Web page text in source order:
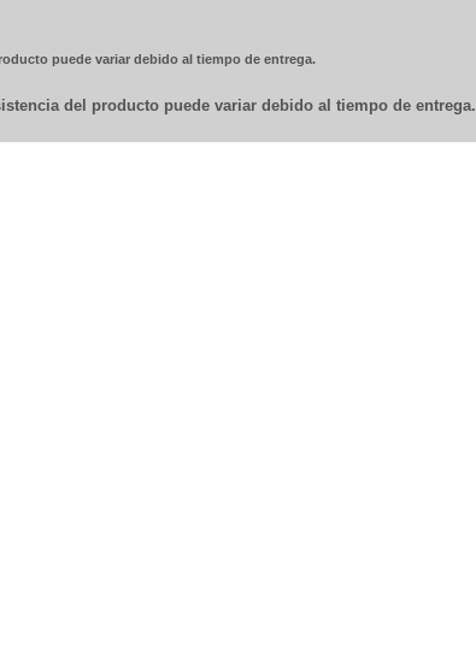
puede variar debido al tiempo de entrega.
del producto puede variar debido al tiempo de entrega.